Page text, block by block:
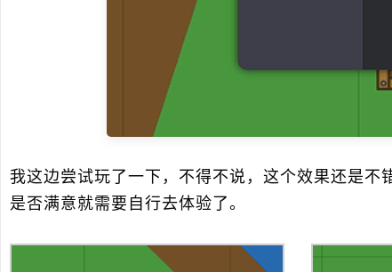
我这边尝试玩了一下，不得不说，这个效果还是
是否满意就需要自行去体验了。